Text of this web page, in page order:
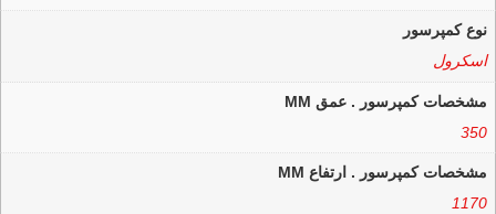
نوع کمپرسور
اسکرول
مشخصات کمپرسور . عمق MM
350
مشخصات کمپرسور . ارتفاع MM
1170